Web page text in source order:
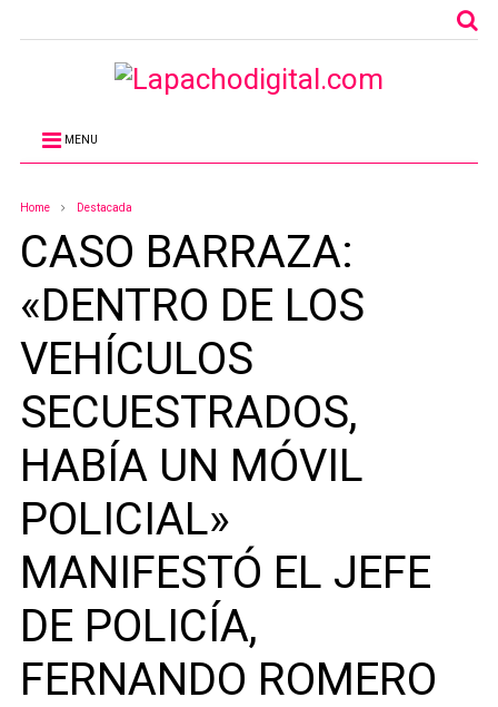
MENU
Home Destacada
CASO BARRAZA:
«DENTRO DE LOS
VEHÍCULOS
SECUESTRADOS,
HABÍA UN MÓVIL
POLICIAL»
MANIFESTÓ EL JEFE
DE POLICÍA,
FERNANDO ROMERO